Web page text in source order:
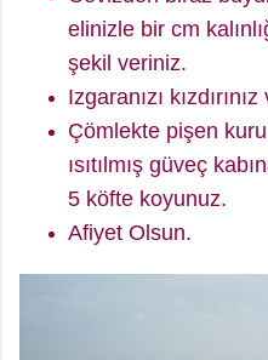
elinizle bir cm
şekil veriniz.
Izgaranızı
Çömlekte pişen
ısıtılmış güveç
5 köfte koyunuz.
Afiyet Olsun.